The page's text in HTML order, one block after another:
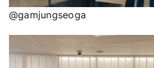
@gamjungseoga